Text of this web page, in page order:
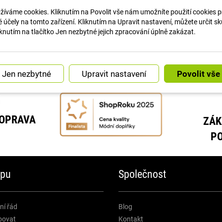
cookies. Kliknutím na Povolit vše nám umožníte použití cookies
účely na tomto zařízení. Kliknutím na Upravit nastavení, můžete určit
na tlačítko Jen nezbytné jejich zpracování úplně zakázat.
Upravit nastavení
Huawei
Huawei
Huawei
Huawei
iGet FIT
Madvell
Madvell
Mibro
Mibro
vodou:... 🛑 STOP! Je čas na změnu.Dej... Stačilo
Náš instagram
řád
Společnost
Blog
Kontakt